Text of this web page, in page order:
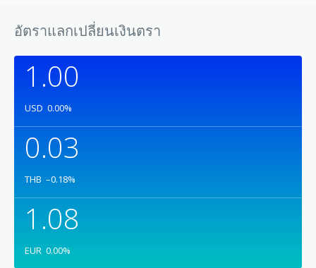
อัตราแลกเปลี่ยนเงินตรา
1.00
USD 0.00%
0.03
THB –0.18%
1.08
EUR 0.00%